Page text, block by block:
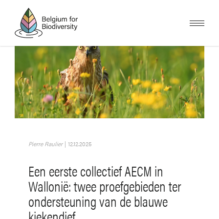
inhoud
gaan
Afbeelding
Pierre Raulier | 12.12.2025
Een eerste collectief AECM in
Wallonië: twee proefgebieden ter
ondersteuning van de blauwe